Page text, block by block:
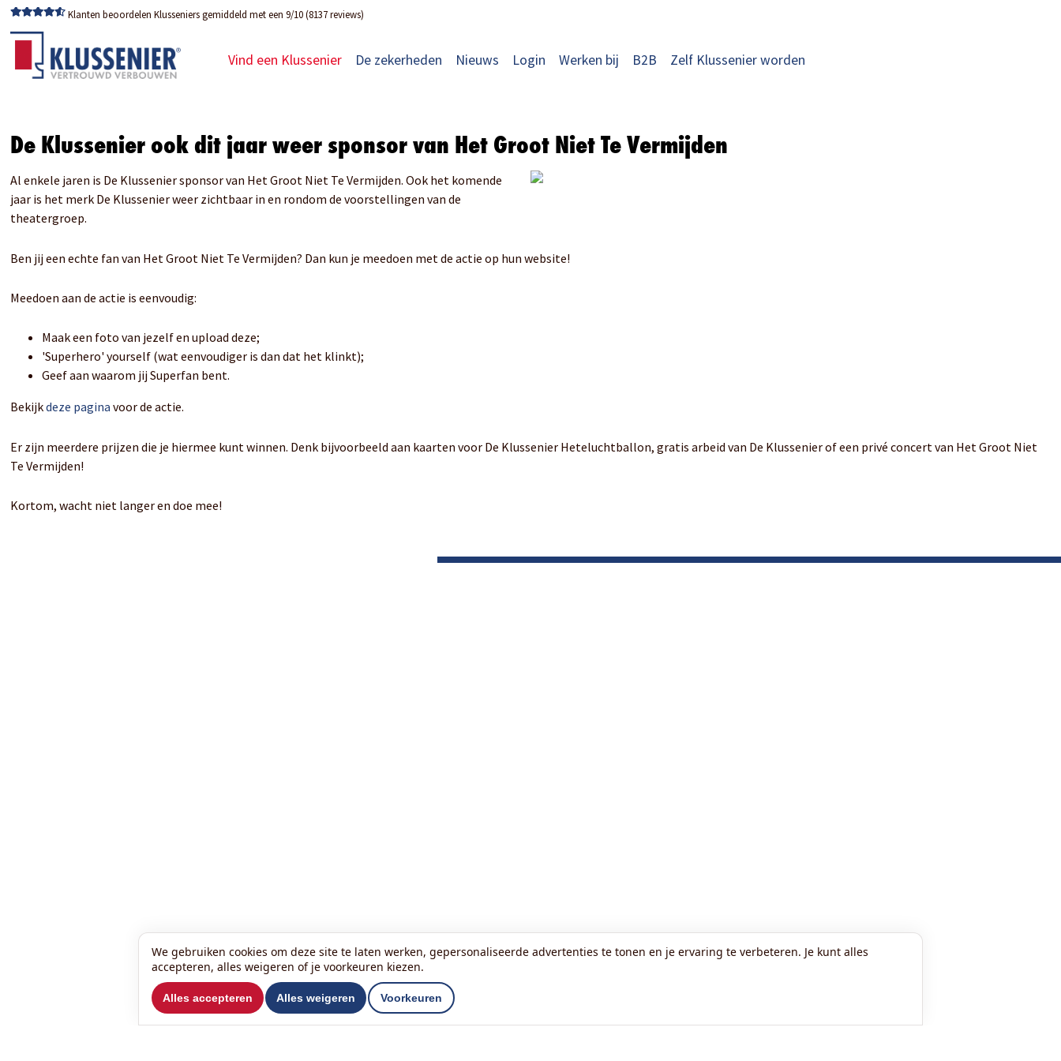
Klanten beoordelen Klusseniers gemiddeld met een 9/10 (8137 reviews)
Vind een Klussenier De zekerheden Nieuws Login Werken bij B2B Zelf Klussenier worden
De Klussenier ook dit jaar weer sponsor van Het Groot Niet Te Vermijden
Al enkele jaren is De Klussenier sponsor van Het Groot Niet Te Vermijden. Ook het komende
jaar is het merk De Klussenier weer zichtbaar in en rondom de voorstellingen van de
theatergroep.
Ben jij een echte fan van Het Groot Niet Te Vermijden? Dan kun je meedoen met de actie op hun website!
Meedoen aan de actie is eenvoudig:
Maak een foto van jezelf en upload deze;
'Superhero' yourself (wat eenvoudiger is dan dat het klinkt);
Geef aan waarom jij Superfan bent.
Bekijkdeze pagina voor de actie.
Er zijn meerdere prijzen die je hiermee kunt winnen. Denk bijvoorbeeld aan kaarten voor De Klussenier Heteluchtballon, gratis arbeid van De Klussenier of een privé concert van Het Groot Niet
Te Vermijden!
Kortom, wacht niet langer en doe mee!
Wil je ons volgen?
We gebruiken cookies om deze site te laten werken, gepersonaliseerde advertenties te tonen en je ervaring te verbeteren. Je kunt alles
accepteren, alles weigeren of je voorkeuren kiezen.
Alles accepteren Alles weigeren Voorkeuren